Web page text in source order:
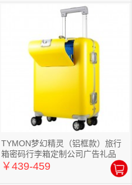
TYMON梦幻精灵（铝框款）旅行
箱密码行李箱定制公司广告礼品
￥439-459